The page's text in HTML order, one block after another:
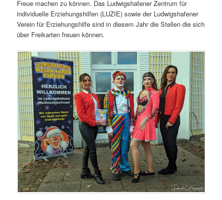
Freue machen zu können. Das Ludwigshafener Zentrum für
individuelle Erziehungshilfen (LUZIE) sowie der Ludwigshafener
Verein für Erziehungshilfe sind in diesem Jahr die Stellen die sich
über Freikarten freuen können.